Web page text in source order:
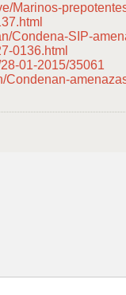
Marinos-
Condena-SIP-
0136.html
01-2015/35061
Condenan-